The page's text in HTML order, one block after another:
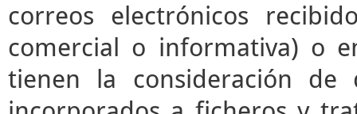
correos electrónicos
comercial o informativa) o
tienen la consideración de